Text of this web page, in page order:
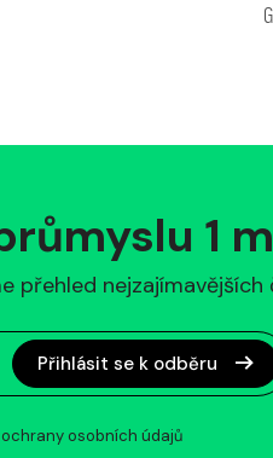
1
nejzajímavějších
Přihlásit se k odběru
osobních údajů